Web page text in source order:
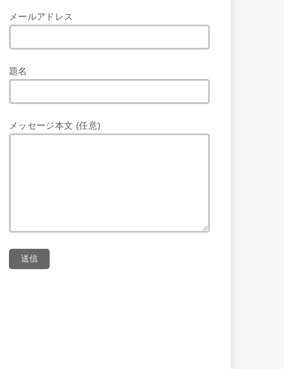
メールアドレス
題名
メッセージ本文 (任意)